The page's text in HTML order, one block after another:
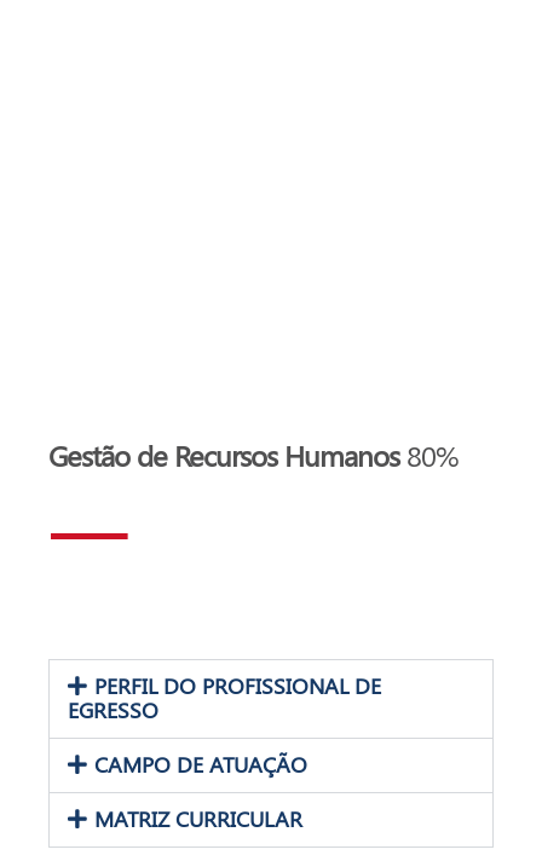
Gestão de Recursos Humanos80%
PERFIL DO PROFISSIONAL DE
EGRESSO
CAMPO DE ATUAÇÃO
MATRIZ CURRICULAR